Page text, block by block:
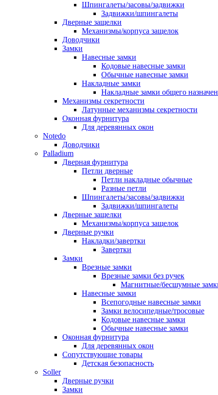
Шпингалеты/засовы/задвижки
Задвижки/шпингалеты
Дверные защелки
Механизмы/корпуса защелок
Доводчики
Замки
Навесные замки
Кодовые навесные замки
Обычные навесные замки
Накладные замки
Накладные замки общего
Механизмы секретности
Латунные механизмы секретности
Оконная фурнитура
Для деревянных окон
Notedo
Доводчики
Palladium
Дверная фурнитура
Петли дверные
Петли накладные обычные
Разные петли
Шпингалеты/засовы/задвижки
Задвижки/шпингалеты
Дверные защелки
Механизмы/корпуса защелок
Дверные ручки
Накладки/завертки
Завертки
Замки
Врезные замки
Врезные замки без ручек
Магнитные/бесшумные
Навесные замки
Всепогодные навесные замки
Замки велосипедные/тросовые
Кодовые навесные замки
Обычные навесные замки
Оконная фурнитура
Для деревянных окон
Сопутствующие товары
Детская безопасность
Soller
Дверные ручки
Замки